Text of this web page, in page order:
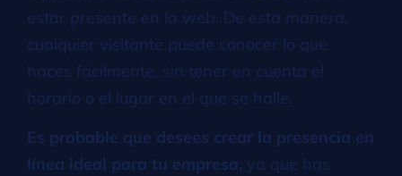
estar presente en la web. De esta manera,
cualquier visitante puede conocer lo que
haces fácilmente, sin tener en cuenta el
horario o el lugar en el que se halle.
Es probable que desees crear la presencia en
línea ideal para tu empresa, ya que has